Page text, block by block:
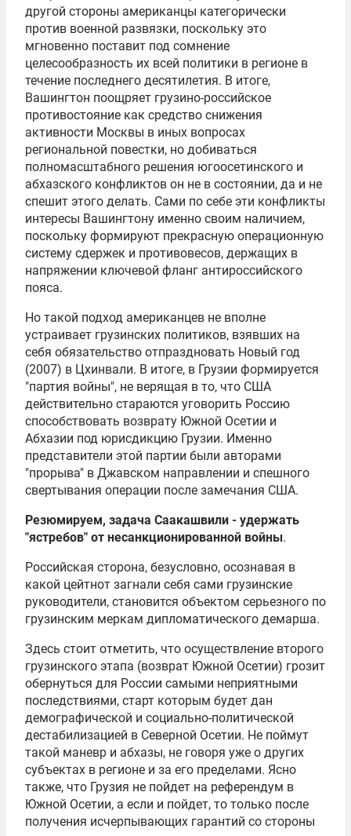
другой стороны американцы категорически
против военной развязки, поскольку это
мгновенно поставит под сомнение
целесообразность их всей политики в регионе в
течение последнего десятилетия. В итоге,
Вашингтон поощряет грузино-российское
противостояние как средство снижения
активности Москвы в иных вопросах
региональной повестки, но добиваться
полномасштабного решения югоосетинского и
абхазского конфликтов он не в состоянии, да и не
спешит этого делать. Сами по себе эти конфликты
интересы Вашингтону именно своим наличием,
поскольку формируют прекрасную операционную
систему сдержек и противовесов, держащих в
напряжении ключевой фланг антироссийского
пояса.
Но такой подход американцев не вполне
устраивает грузинских политиков, взявших на
себя обязательство отпраздновать Новый год
(2007) в Цхинвали. В итоге, в Грузии формируется
"партия войны", не верящая в то, что США
действительно стараются уговорить Россию
способствовать возврату Южной Осетии и
Абхазии под юрисдикцию Грузии. Именно
представители этой партии были авторами
"прорыва" в Джавском направлении и спешного
свертывания операции после замечания США.
Резюмируем, задача Саакашвили - удержать
"ястребов" от несанкционированной войны.
Российская сторона, безусловно, осознавая в
какой цейтнот загнали себя сами грузинские
руководители, становится объектом серьезного по
грузинским меркам дипломатического демарша.
Здесь стоит отметить, что осуществление второго
грузинского этапа (возврат Южной Осетии) грозит
обернуться для России самыми неприятными
последствиями, старт которым будет дан
демографической и социально-политической
дестабилизацией в Северной Осетии. Не поймут
такой маневр и абхазы, не говоря уже о других
субъектах в регионе и за его пределами. Ясно
также, что Грузия не пойдет на референдум в
Южной Осетии, а если и пойдет, то только после
получения исчерпывающих гарантий со стороны